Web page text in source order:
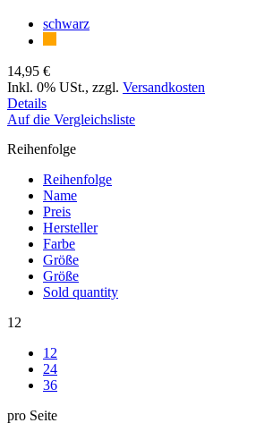
schwarz
14,95 €
Inkl. 0% USt., zzgl. Versandkosten
Details
Auf die Vergleichsliste
Reihenfolge
Reihenfolge
Name
Preis
Hersteller
Farbe
Größe
Größe
Sold quantity
12
12
24
36
pro Seite